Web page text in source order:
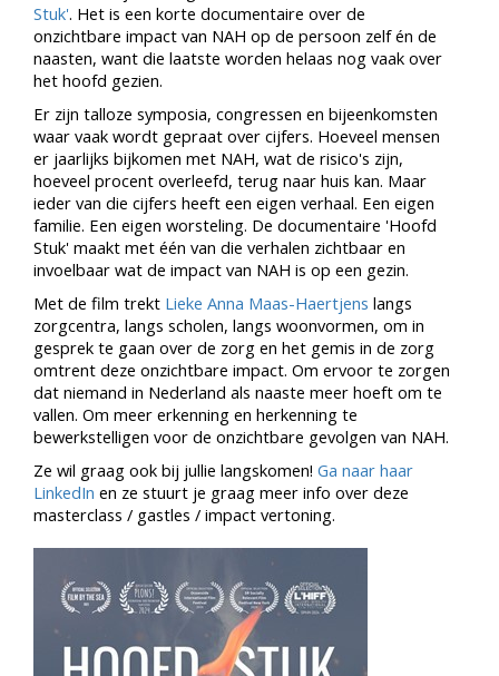
Stuk'. Het is een korte documentaire over de
onzichtbare impact van NAH op de persoon zelf én de
naasten, want die laatste worden helaas nog vaak over
het hoofd gezien.
Er zijn talloze symposia, congressen en bijeenkomsten
waar vaak wordt gepraat over cijfers. Hoeveel mensen
er jaarlijks bijkomen met NAH, wat de risico's zijn,
hoeveel procent overleefd, terug naar huis kan. Maar
ieder van die cijfers heeft een eigen verhaal. Een eigen
familie. Een eigen worsteling. De documentaire 'Hoofd
Stuk' maakt met één van die verhalen zichtbaar en
invoelbaar wat de impact van NAH is op een gezin.
Met de film trekt Lieke Anna Maas-Haertjens langs
zorgcentra, langs scholen, langs woonvormen, om in
gesprek te gaan over de zorg en het gemis in de zorg
omtrent deze onzichtbare impact. Om ervoor te zorgen
dat niemand in Nederland als naaste meer hoeft om te
vallen. Om meer erkenning en herkenning te
bewerkstelligen voor de onzichtbare gevolgen van NAH.
Ze wil graag ook bij jullie langskomen! Ga naar haar
LinkedIn en ze stuurt je graag meer info over deze
masterclass / gastles / impact vertoning.